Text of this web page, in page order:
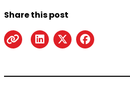
Share this post